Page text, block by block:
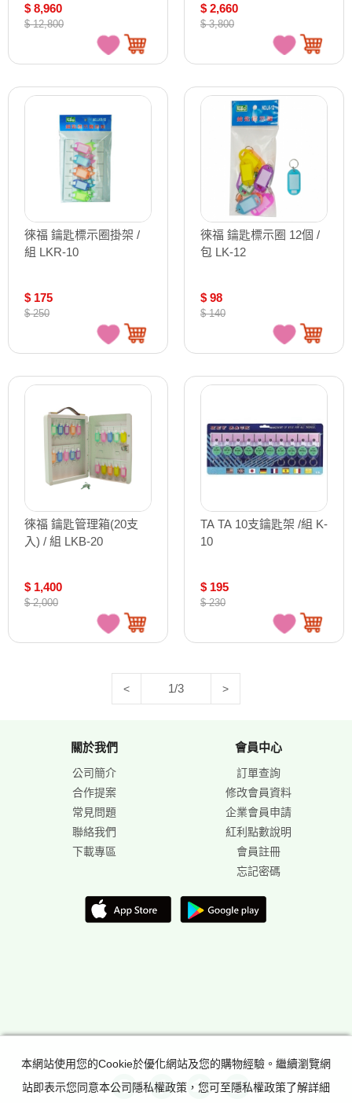
$ 8,960
$ 12,800
$ 2,660
$ 3,800
徠福 鑰匙標示圈掛架 /
組 LKR-10
$ 175
$ 250
徠福 鑰匙標示圈 12個 /
包 LK-12
$ 98
$ 140
徠福 鑰匙管理箱(20支
入) / 組 LKB-20
$ 1,400
$ 2,000
TA TA 10支鑰匙架 /組 K-
10
$ 195
$ 230
< 1/3 >
關於我們
公司簡介
合作提案
常見問題
聯絡我們
下載專區
會員中心
訂單查詢
修改會員資料
企業會員申請
紅利點數說明
會員註冊
忘記密碼
本網站使用您的Cookie於優化網站及您的購物經驗。繼續瀏覽網
站即表示您同意本公司隱私權政策，您可至隱私權政策了解詳細